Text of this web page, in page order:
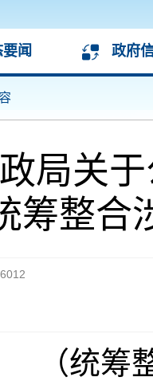
闻 政府
局关
筹整合
（统